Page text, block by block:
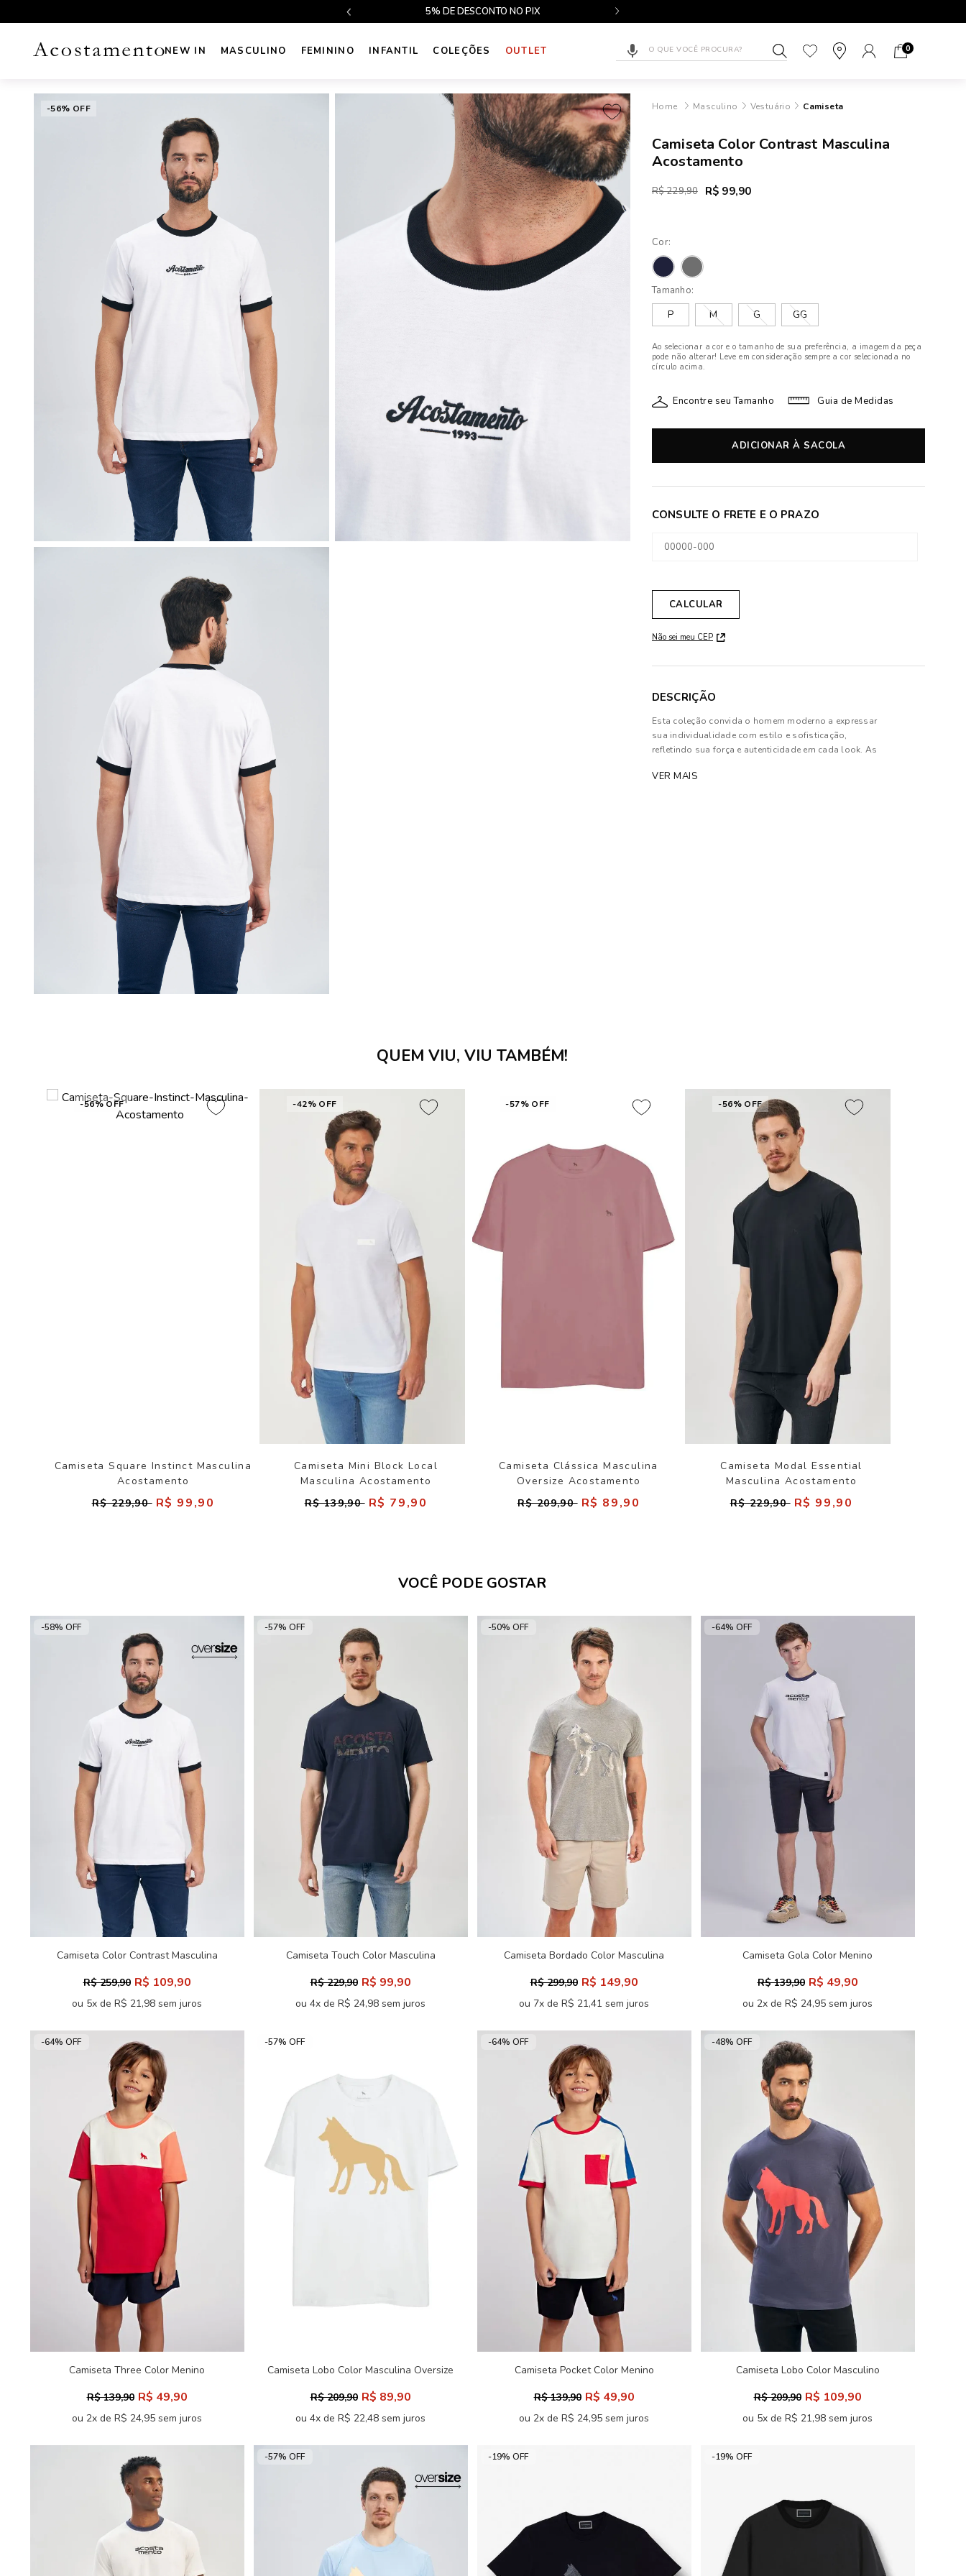
5% DE DESCONTO NO PIX
NEW IN MASCULINO FEMININO INFANTIL COLEÇÕES OUTLET 0
-56% OFF Masculino Vestuário Camiseta
Camiseta Color Contrast Masculina
Acostamento
R$ 229,90 R$ 99,90
Cor:
Tamanho:
P
M G GG
Ao selecionar a cor e o tamanho de sua preferência, a imagem da peça
pode não alterar! Leve em consideração sempre a cor selecionada no
círculo acima.
Encontre seu Tamanho Guia de Medidas
ADICIONAR À SACOLA
Não sei meu CEP
DESCRIÇÃO
Esta coleção convida o homem moderno a expressar
sua individualidade com estilo e sofisticação,
refletindo sua força e autenticidade em cada look. As
texturas sofisticadas, priorizando modelagens
VER MAIS
QUEM VIU, VIU TAMBÉM!
-56% OFF
Camiseta Square Instinct Masculina
Acostamento
R$ 229,90 R$ 99,90
-42% OFF
Camiseta Mini Block Local
Masculina Acostamento
R$ 139,90 R$ 79,90
-57% OFF
Camiseta Clássica Masculina
Oversize Acostamento
R$ 209,90 R$ 89,90
-56% OFF
Camiseta Modal Essential
Masculina Acostamento
R$ 229,90 R$ 99,90
VOCÊ PODE GOSTAR
-58% OFF
Camiseta Color Contrast Masculina
R$ 259,90 R$ 109,90
ou 5x de R$ 21,98 sem juros
-57% OFF
Camiseta Touch Color Masculina
R$ 229,90 R$ 99,90
ou 4x de R$ 24,98 sem juros
-50% OFF
Camiseta Bordado Color Masculina
R$ 299,90 R$ 149,90
ou 7x de R$ 21,41 sem juros
-64% OFF
Camiseta Gola Color Menino
R$ 139,90 R$ 49,90
ou 2x de R$ 24,95 sem juros
-64% OFF
Camiseta Three Color Menino
R$ 139,90 R$ 49,90
ou 2x de R$ 24,95 sem juros
-57% OFF
Camiseta Lobo Color Masculina Oversize
R$ 209,90 R$ 89,90
ou 4x de R$ 22,48 sem juros
-64% OFF
Camiseta Pocket Color Menino
R$ 139,90 R$ 49,90
ou 2x de R$ 24,95 sem juros
-48% OFF
Camiseta Lobo Color Masculino
R$ 209,90 R$ 109,90
ou 5x de R$ 21,98 sem juros
-57% OFF -19% OFF -19% OFF